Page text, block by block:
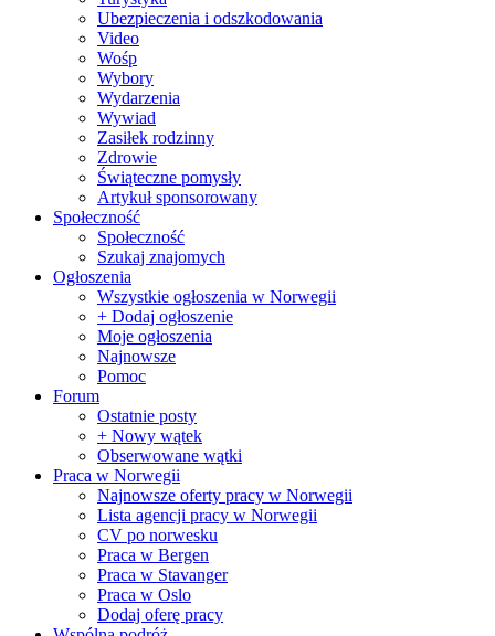
Ubezpieczenia i odszkodowania
Video
Wośp
Wybory
Wydarzenia
Wywiad
Zasiłek rodzinny
Zdrowie
Świąteczne pomysły
Artykuł sponsorowany
Społeczność
Społeczność
Szukaj znajomych
Ogłoszenia
Wszystkie ogłoszenia w Norwegii
+ Dodaj ogłoszenie
Moje ogłoszenia
Najnowsze
Pomoc
Forum
Ostatnie posty
+ Nowy wątek
Obserwowane wątki
Praca w Norwegii
Najnowsze oferty pracy w Norwegii
Lista agencji pracy w Norwegii
CV po norwesku
Praca w Bergen
Praca w Stavanger
Praca w Oslo
Dodaj oferę pracy